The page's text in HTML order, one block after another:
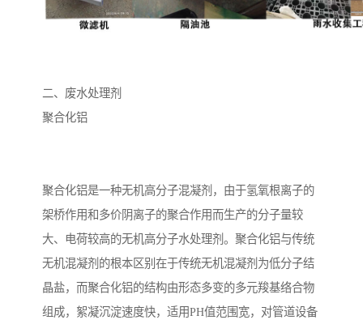
二、废水处理剂
聚合化铝
聚合化铝是一种无机高分子混凝剂，由于氢氧根离子的
架桥作用和多价阴离子的聚合作用而生产的分子量较
大、电荷较高的无机高分子水处理剂。聚合化铝与传统
无机混凝剂的根本区别在于传统无机混凝剂为低分子结
晶盐，而聚合化铝的结构由形态多变的多元羧基络合物
组成，絮凝沉淀速度快，适用PH值范围宽，对管道设备